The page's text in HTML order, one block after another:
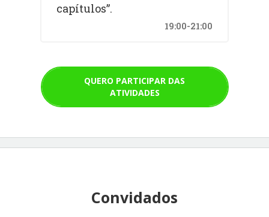
capítulos”.
19:00-21:00
QUERO PARTICIPAR DAS
ATIVIDADES
Convidados